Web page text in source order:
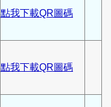
點我下載QR圖碼
點我下載QR圖碼